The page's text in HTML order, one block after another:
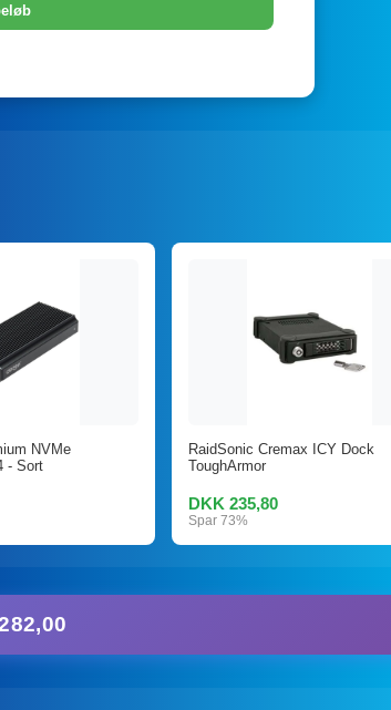
NVMe
- Sort
RaidSonic Cremax ICY Dock
ToughArmor
DKK 235,80
Spar 73%